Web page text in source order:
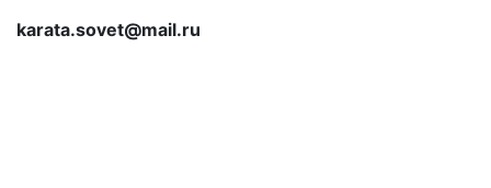
karata.sovet@mail.ru